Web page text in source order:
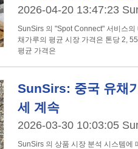
2026-04-20 13:47:23
SunSirs 의 "Spot Connect" 서비스
채가루의 평균 시장 가격은 톤당 2,
평균 가격은
SunSirs: 중국 유채
세 계속
2026-03-30 10:03:05
SunSirs 의 상품 시장 분석 시스템에